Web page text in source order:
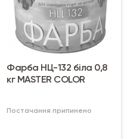
Фарба НЦ-132 біла 0,8
кг MASTER COLOR
Постачання припинено